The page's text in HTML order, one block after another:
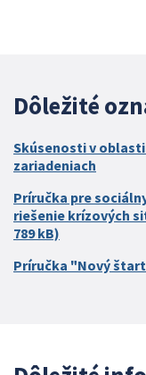
Dôležité
Skúsenosti v
zariadeniach
Príručka pre
riešenie krízových
789 kB)
Príručka "Nový štart